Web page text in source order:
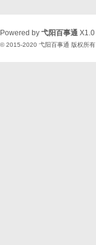
Powered by 弋阳百事通 X1.0
© 2015-2020 弋阳百事通 版权所有